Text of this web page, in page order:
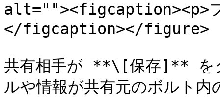
alt=""><figcaption><p>フ
</figcaption></figure>
共有相手が **\[保存]** をク
ルや情報が共有元のボルト